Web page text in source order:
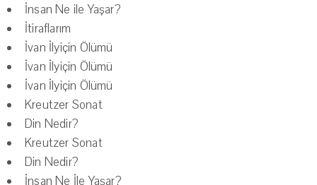
İnsan Ne ile Yaşar?
İtiraflarım
İvan İlyiçin Ölümü
İvan İlyiçin Ölümü
İvan İlyiçin Ölümü
Kreutzer Sonat
Din Nedir?
Kreutzer Sonat
Din Nedir?
İnsan Ne İle Yaşar?